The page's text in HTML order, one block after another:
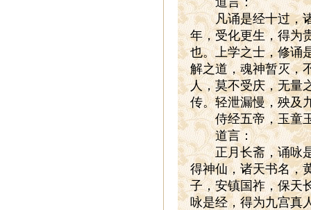
凡诵是经十过，诸
年，受化更生，得为
也。上学之士，修诵
解之道，魂神暂灭，
人，莫不受庆，无量
传。轻泄漏慢，殃及
侍经五帝，玉童玉
道言：
正月长斋，诵咏是
得神仙，诸天书名，
子，安镇国祚，保天
咏是经，得为九宫真